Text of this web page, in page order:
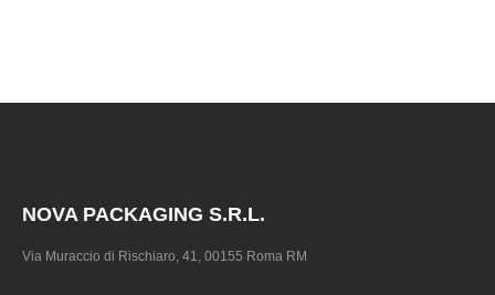
NOVA PACKAGING S.R.L.
Via Muraccio di Rischiaro, 41, 00155 Roma RM